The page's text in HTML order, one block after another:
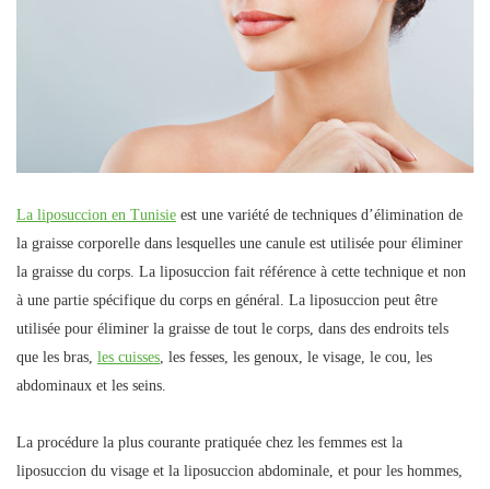
La liposuccion en Tunisie est une variété de techniques d’élimination de
la graisse corporelle dans lesquelles une canule est utilisée pour éliminer
la graisse du corps. La liposuccion fait référence à cette technique et non
à une partie spécifique du corps en général. La liposuccion peut être
utilisée pour éliminer la graisse de tout le corps, dans des endroits tels
que les bras, les cuisses , les fesses, les genoux, le visage, le cou, les
abdominaux et les seins.
La procédure la plus courante pratiquée chez les femmes est la
liposuccion du visage et la liposuccion abdominale, et pour les hommes,